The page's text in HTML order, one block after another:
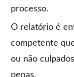
processo.
O relatório é
competente
ou não
penas.